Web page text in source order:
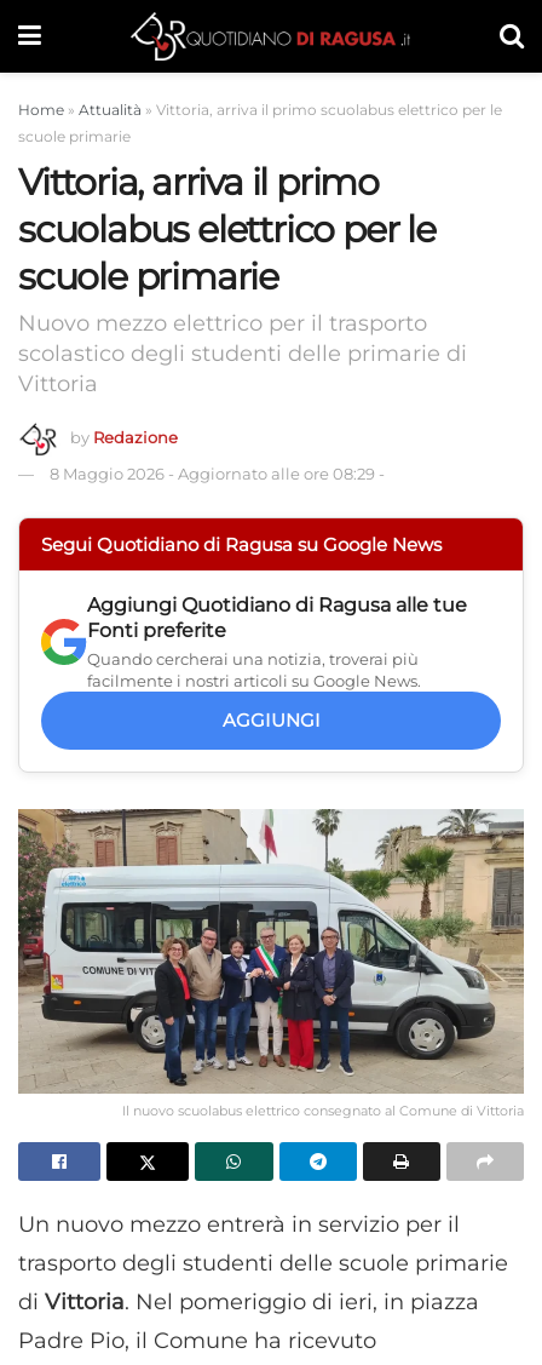
Home » Attualità » Vittoria, arriva il primo scuolabus elettrico per le
scuole primarie
Vittoria, arriva il primo
scuolabus elettrico per le
scuole primarie
Nuovo mezzo elettrico per il trasporto
scolastico degli studenti delle primarie di
Vittoria
by Redazione
8 Maggio 2026 - Aggiornato alle ore 08:29 -
Segui Quotidiano di Ragusa su Google News
Aggiungi Quotidiano di Ragusa alle tue
Fonti preferite
Quando cercherai una notizia, troverai più
facilmente i nostri articoli su Google News.
AGGIUNGI
Il nuovo scuolabus elettrico consegnato al Comune di Vittoria
Un nuovo mezzo entrerà in servizio per il
trasporto degli studenti delle scuole primarie
di Vittoria. Nel pomeriggio di ieri, in piazza
Padre Pio, il Comune ha ricevuto